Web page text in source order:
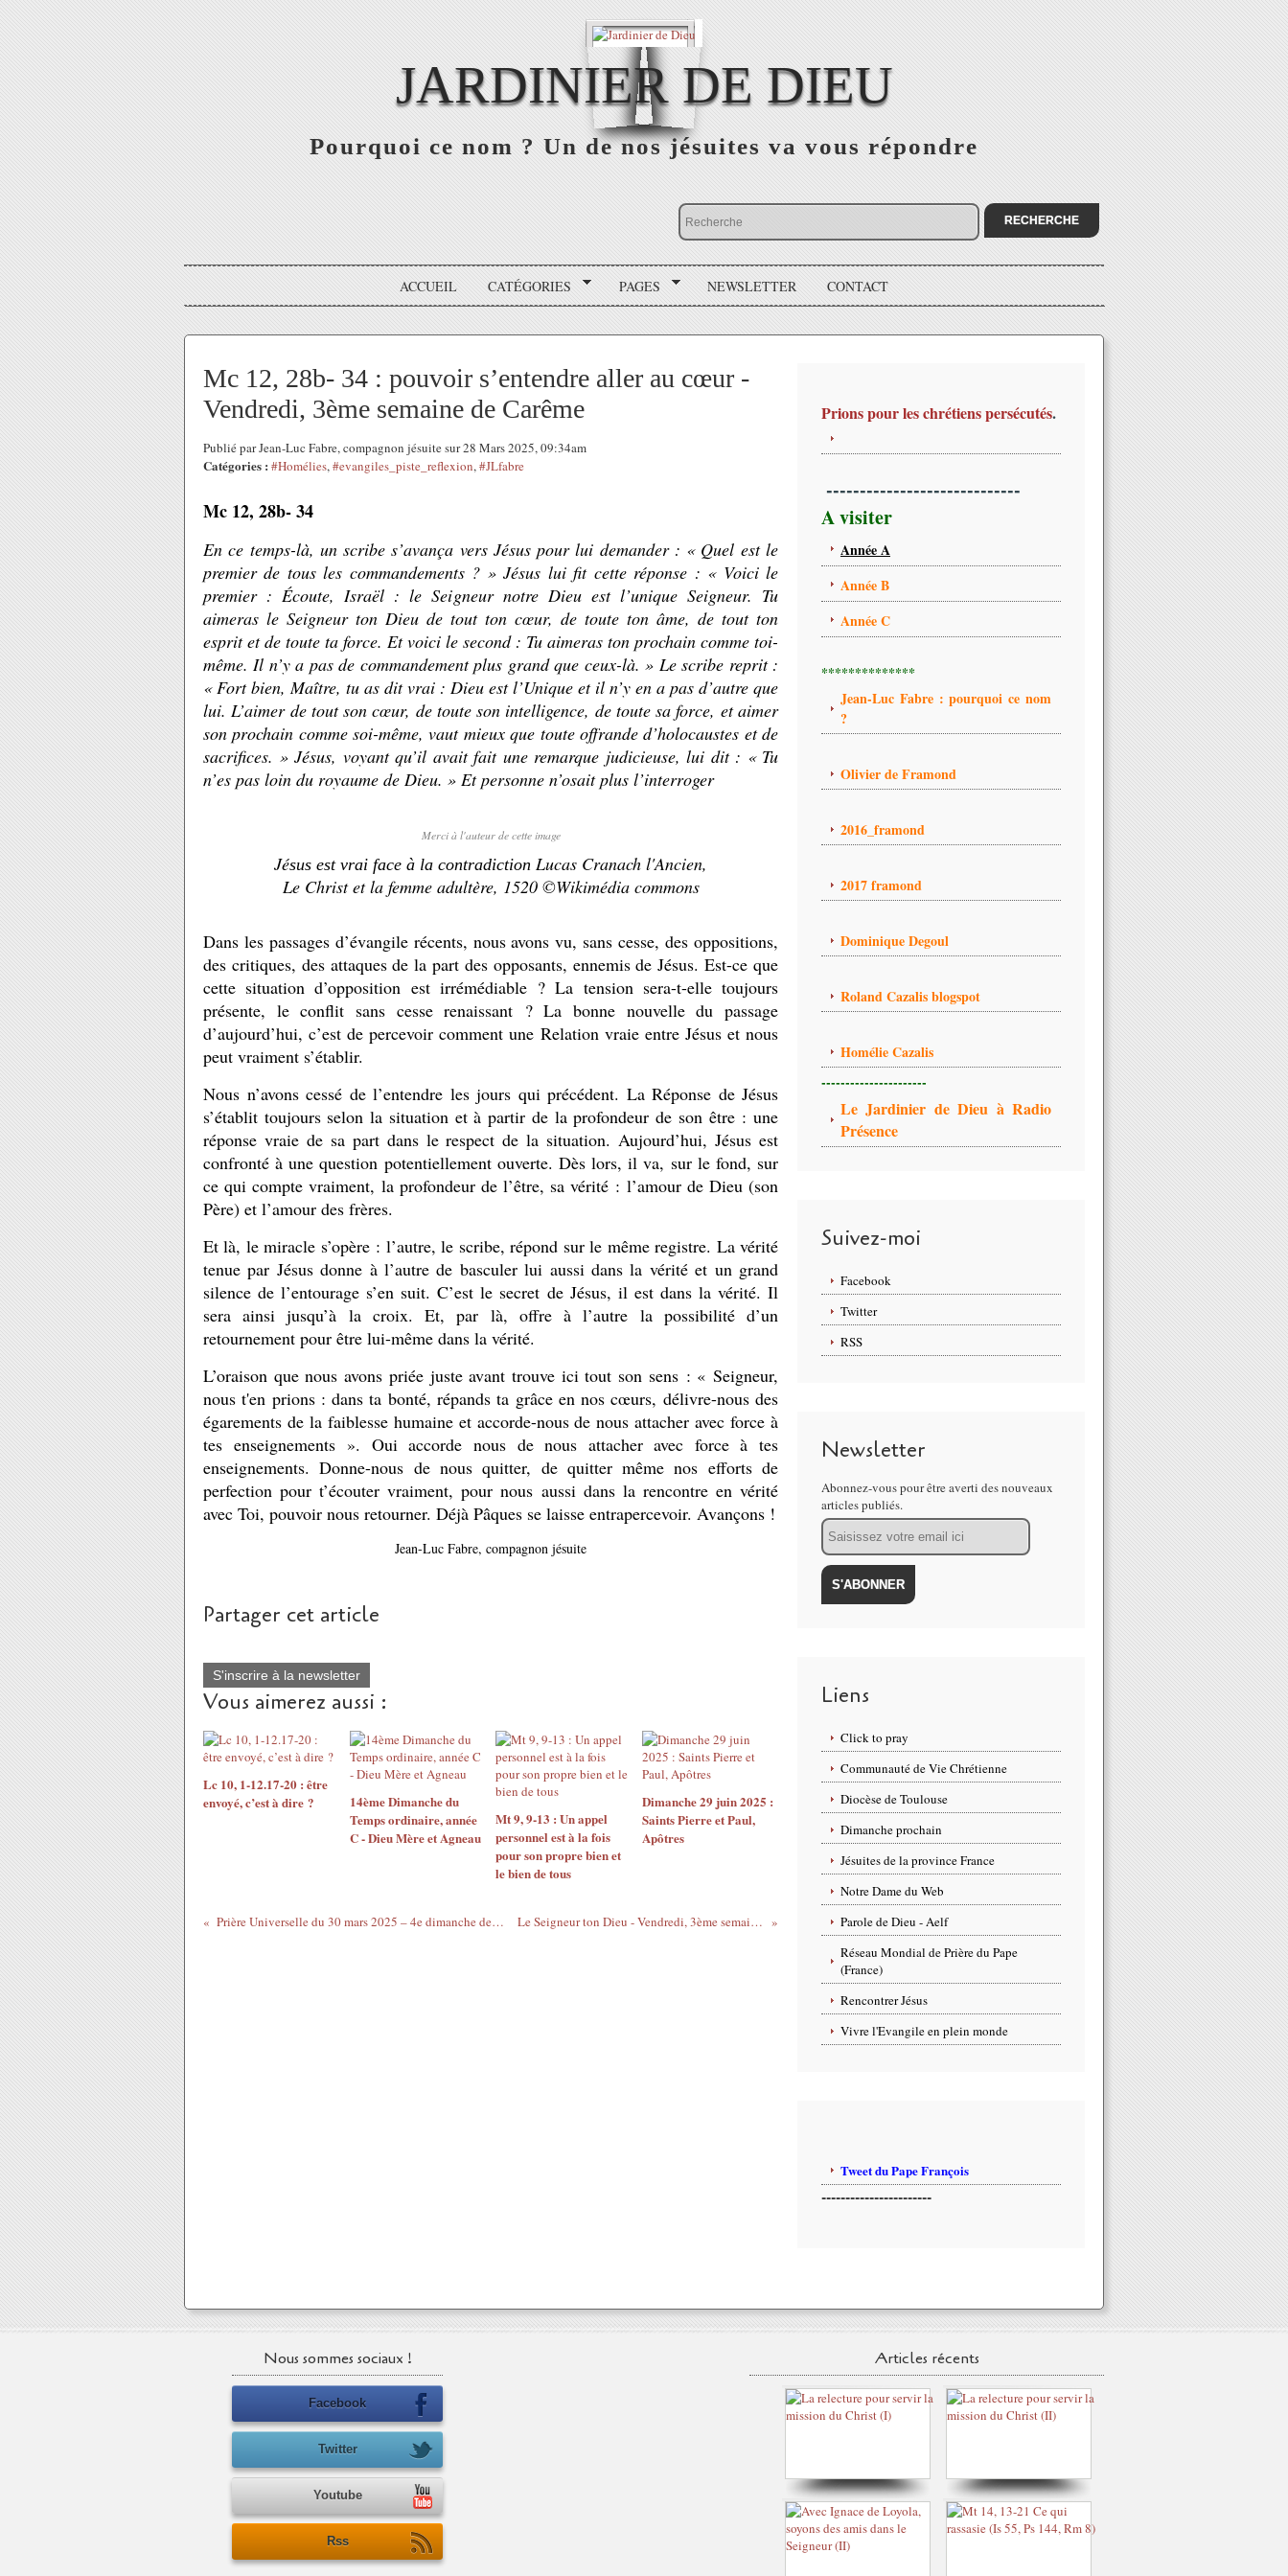
JARDINIER DE DIEU
Pourquoi ce nom ? Un de nos jésuites va vous répondre
ACCUEIL CATÉGORIES PAGES NEWSLETTER CONTACT
Mc 12, 28b- 34 : pouvoir s’entendre aller au cœur -
Vendredi, 3ème semaine de Carême
Publié par Jean-Luc Fabre, compagnon jésuite sur 28 Mars 2025, 09:34am
Catégories : #Homélies,#evangiles_piste_reflexion,#JLfabre
Mc 12, 28b- 34
En ce temps-là, un scribe s’avança vers Jésus pour lui demander : « Quel est le
premier de tous les commandements ? » Jésus lui fit cette réponse : « Voici le
premier : Écoute, Israël : le Seigneur notre Dieu est l’unique Seigneur. Tu
aimeras le Seigneur ton Dieu de tout ton cœur, de toute ton âme, de tout ton
esprit et de toute ta force. Et voici le second : Tu aimeras ton prochain comme toi-
même. Il n’y a pas de commandement plus grand que ceux-là. » Le scribe reprit :
« Fort bien, Maître, tu as dit vrai : Dieu est l’Unique et il n’y en a pas d’autre que
lui. L’aimer de tout son cœur, de toute son intelligence, de toute sa force, et aimer
son prochain comme soi-même, vaut mieux que toute offrande d’holocaustes et de
sacrifices. » Jésus, voyant qu’il avait fait une remarque judicieuse, lui dit : « Tu
n’es pas loin du royaume de Dieu. » Et personne n’osait plus l’interroger
Merci à l'auteur de cette image
Jésus est vrai face à la contradiction Lucas Cranach l'Ancien,
Le Christ et la femme adultère, 1520 ©Wikimédia commons
Dans les passages d’évangile récents, nous avons vu, sans cesse, des oppositions,
des critiques, des attaques de la part des opposants, ennemis de Jésus. Est-ce que
cette situation d’opposition est irrémédiable ? La tension sera-t-elle toujours
présente, le conflit sans cesse renaissant ? La bonne nouvelle du passage
d’aujourd’hui, c’est de percevoir comment une Relation vraie entre Jésus et nous
peut vraiment s’établir.
Nous n’avons cessé de l’entendre les jours qui précédent. La Réponse de Jésus
s’établit toujours selon la situation et à partir de la profondeur de son être : une
réponse vraie de sa part dans le respect de la situation. Aujourd’hui, Jésus est
confronté à une question potentiellement ouverte. Dès lors, il va, sur le fond, sur
ce qui compte vraiment, la profondeur de l’être, sa vérité : l’amour de Dieu (son
Père) et l’amour des frères.
Et là, le miracle s’opère : l’autre, le scribe, répond sur le même registre. La vérité
tenue par Jésus donne à l’autre de basculer lui aussi dans la vérité et un grand
silence de l’entourage s’en suit. C’est le secret de Jésus, il est dans la vérité. Il
sera ainsi jusqu’à la croix. Et, par là, offre à l’autre la possibilité d’un
retournement pour être lui-même dans la vérité.
L’oraison que nous avons priée juste avant trouve ici tout son sens : « Seigneur,
nous t'en prions : dans ta bonté, répands ta grâce en nos cœurs, délivre-nous des
égarements de la faiblesse humaine et accorde-nous de nous attacher avec force à
tes enseignements ». Oui accorde nous de nous attacher avec force à tes
enseignements. Donne-nous de nous quitter, de quitter même nos efforts de
perfection pour t’écouter vraiment, pour nous aussi dans la rencontre en vérité
avec Toi, pouvoir nous retourner. Déjà Pâques se laisse entrapercevoir. Avançons !
Jean-Luc Fabre, compagnon jésuite
Partager cet article
S'inscrire à la newsletter
Vous aimerez aussi :
Lc 10, 1-12.17-20 : être
envoyé, c’est à dire ?
14ème Dimanche du
Temps ordinaire, année
C - Dieu Mère et Agneau
Mt 9, 9-13 : Un appel
personnel est à la fois
pour son propre bien et
le bien de tous
Dimanche 29 juin 2025 :
Saints Pierre et Paul,
Apôtres
Prière Universelle du 30 mars 2025 – 4e dimanche de carême – Paroisse de Colomiers Le Seigneur ton Dieu - Vendredi, 3ème semaine de Carême, 28 mars 2025
Prions pour les chrétiens persécutés.
-----------------------------
A visiter
Année A
Année B
Année C
**************
Jean-Luc Fabre : pourquoi ce nom
?
Olivier de Framond
2016_framond
2017 framond
Dominique Degoul
Roland Cazalis blogspot
Homélie Cazalis
----------------------
Le Jardinier de Dieu à Radio
Présence
Suivez-moi
Facebook
Twitter
RSS
Newsletter
Abonnez-vous pour être averti des nouveaux
articles publiés.
Email
Liens
Click to pray
Communauté de Vie Chrétienne
Diocèse de Toulouse
Dimanche prochain
Jésuites de la province France
Notre Dame du Web
Parole de Dieu - Aelf
Réseau Mondial de Prière du Pape
(France)
Rencontrer Jésus
Vivre l'Evangile en plein monde
Tweet du Pape François
-----------------------
Nous sommes sociaux !
Facebook
Twitter
Youtube
Rss
Articles récents